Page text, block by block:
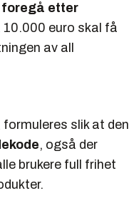
foregå etter
10.000 euro skal få
av all
slik at den
, også der
brukere full frihet